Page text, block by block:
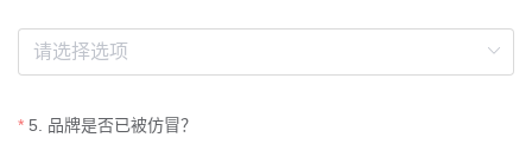
5. 品牌是否已被仿冒？